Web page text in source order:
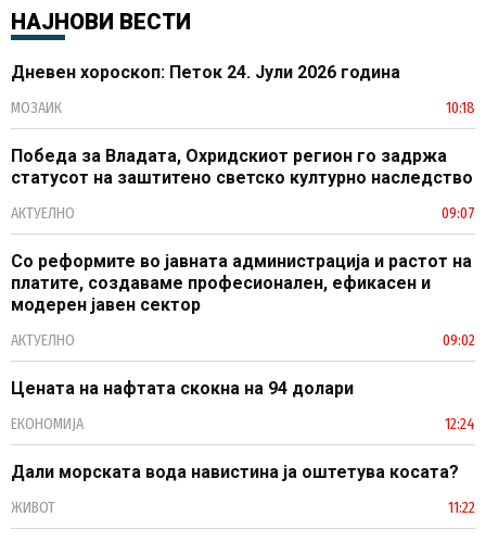
НАЈНОВИ ВЕСТИ
Дневен хороскоп: Петок 24. Јули 2026 година
МОЗАИК 10:18
Победа за Владата, Охридскиот регион го задржа
статусот на заштитено светско културно наследство
АКТУЕЛНО 09:07
Со реформите во јавната администрација и растот на
платите, создаваме професионален, ефикасен и
модерен јавен сектор
АКТУЕЛНО 09:02
Цената на нафтата скокна на 94 долари
ЕКОНОМИЈА 12:24
Дали морската вода навистина ја оштетува косата?
ЖИВОТ 11:22